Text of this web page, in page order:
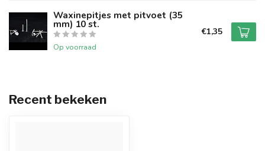
Waxinepitjes met pitvoet (35
mm) 10 st.
Op voorraad
€1,35
Recent bekeken